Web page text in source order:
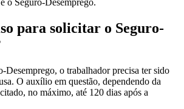
para solicitar o Seguro-
Desemprego, o trabalhador precisa ter sido
O auxílio em questão, dependendo da
no máximo, até 120 dias após a